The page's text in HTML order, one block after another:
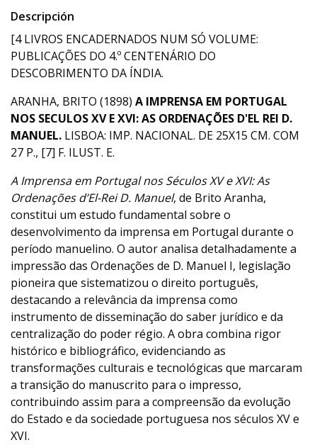
Descripción
[4 LIVROS ENCADERNADOS NUM SÓ VOLUME:
PUBLICAÇÕES DO 4.º CENTENÁRIO DO
DESCOBRIMENTO DA ÍNDIA.
ARANHA, BRITO (1898) A IMPRENSA EM PORTUGAL
NOS SECULOS XV E XVI: AS ORDENAÇÕES D'EL REI D.
MANUEL. LISBOA: IMP. NACIONAL. DE 25X15 CM. COM
27 P., [7] F. ILUST. E.
A Imprensa em Portugal nos Séculos XV e XVI: As
Ordenações d’El-Rei D. Manuel, de Brito Aranha,
constitui um estudo fundamental sobre o
desenvolvimento da imprensa em Portugal durante o
período manuelino. O autor analisa detalhadamente a
impressão das Ordenações de D. Manuel I, legislação
pioneira que sistematizou o direito português,
destacando a relevância da imprensa como
instrumento de disseminação do saber jurídico e da
centralização do poder régio. A obra combina rigor
histórico e bibliográfico, evidenciando as
transformações culturais e tecnológicas que marcaram
a transição do manuscrito para o impresso,
contribuindo assim para a compreensão da evolução
do Estado e da sociedade portuguesa nos séculos XV e
XVI.